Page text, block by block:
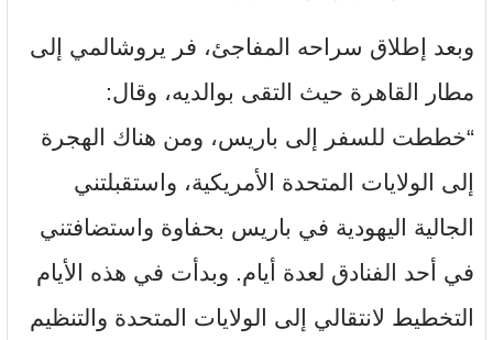
وبعد إطلاق سراحه المفاجئ، فر يروشالمي إلى
مطار القاهرة حيث التقى بوالديه، وقال:
“خططت للسفر إلى باريس، ومن هناك الهجرة
إلى الولايات المتحدة الأمريكية، واستقبلتني
الجالية اليهودية في باريس بحفاوة واستضافتني
في أحد الفنادق لعدة أيام. وبدأت في هذه الأيام
التخطيط لانتقالي إلى الولايات المتحدة والتنظيم